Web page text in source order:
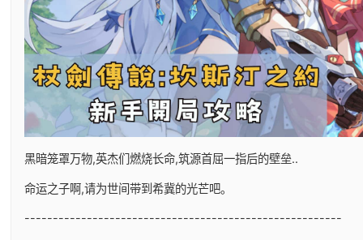
黑暗笼罩万物,英杰们燃烧长命,筑源首屈一指后的壁垒..
命运之子啊,请为世间带到希冀的光芒吧。
--------------------------------------------------------